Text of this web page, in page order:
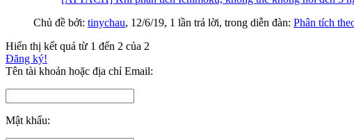
Chủ đề bởi: tinychau, 12/6/19, 1 lần trả lời, trong diễn đàn: Phân tích
Hiển thị kết quả từ 1 đến 2 của 2
Đăng ký!
Tên tài khoản hoặc địa chỉ Email:
Mật khẩu: